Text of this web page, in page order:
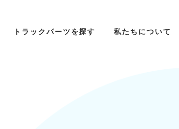
トラックパーツを探す 私たちについて